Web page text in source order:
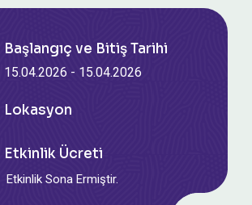
Başlangıç ve Bitiş Tarihi
15.04.2026 - 15.04.2026
Lokasyon
Etkinlik Ücreti
Etkinlik Sona Ermiştir.